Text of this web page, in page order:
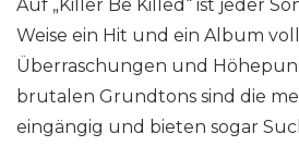
Auf „Killer Be Killed“ ist jeder
Weise ein Hit und ein Album
Überraschungen und
brutalen Grundtons sind die
eingängig und bieten sogar